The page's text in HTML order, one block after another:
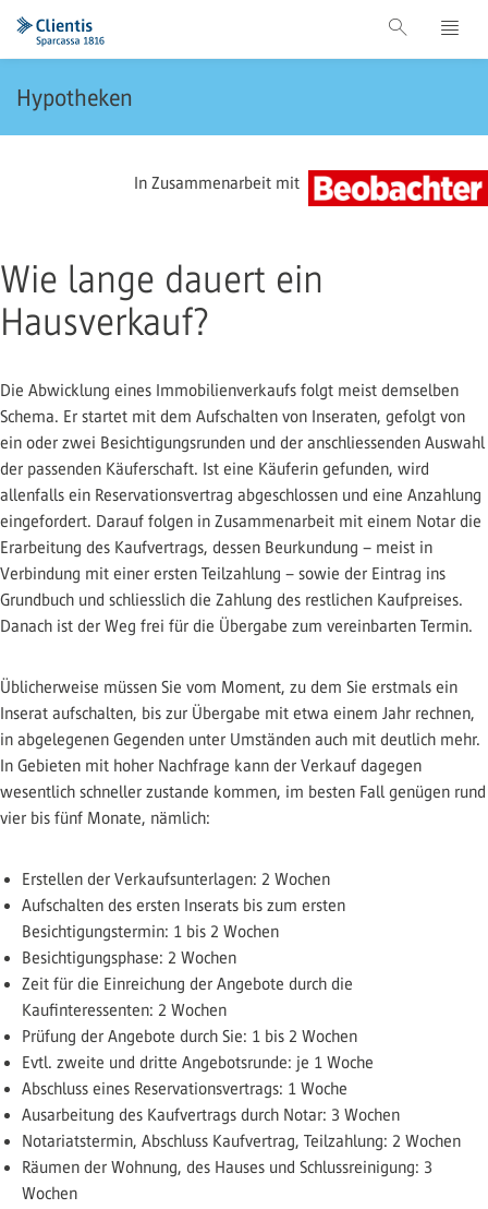
Hypotheken
In Zusammenarbeit mit
Wie lange dauert ein
Hausverkauf?
Die Abwicklung eines Immobilienverkaufs folgt meist demselben
Schema. Er startet mit dem Aufschalten von Inseraten, gefolgt von
ein oder zwei Besichtigungsrunden und der anschliessenden Auswahl
der passenden Käuferschaft. Ist eine Käuferin gefunden, wird
allenfalls ein Reservationsvertrag abgeschlossen und eine Anzahlung
eingefordert. Darauf folgen in Zusammenarbeit mit einem Notar die
Erarbeitung des Kaufvertrags, dessen Beurkundung – meist in
Verbindung mit einer ersten Teilzahlung – sowie der Eintrag ins
Grundbuch und schliesslich die Zahlung des restlichen Kaufpreises.
Danach ist der Weg frei für die Übergabe zum vereinbarten Termin.
Üblicherweise müssen Sie vom Moment, zu dem Sie erstmals ein
Inserat aufschalten, bis zur Übergabe mit etwa einem Jahr rechnen,
in abgelegenen Gegenden unter Umständen auch mit deutlich mehr.
In Gebieten mit hoher Nachfrage kann der Verkauf dagegen
wesentlich schneller zustande kommen, im besten Fall genügen rund
vier bis fünf Monate, nämlich:
Erstellen der Verkaufsunterlagen: 2 Wochen
Aufschalten des ersten Inserats bis zum ersten
Besichtigungstermin: 1 bis 2 Wochen
Besichtigungsphase: 2 Wochen
Zeit für die Einreichung der Angebote durch die
Kaufinteressenten: 2 Wochen
Prüfung der Angebote durch Sie: 1 bis 2 Wochen
Evtl. zweite und dritte Angebotsrunde: je 1 Woche
Abschluss eines Reservationsvertrags: 1 Woche
Ausarbeitung des Kaufvertrags durch Notar: 3 Wochen
Notariatstermin, Abschluss Kaufvertrag, Teilzahlung: 2 Wochen
Räumen der Wohnung, des Hauses und Schlussreinigung: 3
Wochen